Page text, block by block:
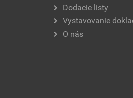
Dodacie listy
Vystavovanie
O nás